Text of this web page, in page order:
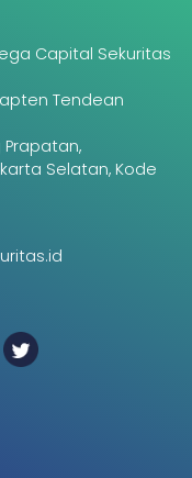
Capital Sekuritas
Tendean
Prapatan,
Selatan, Kode